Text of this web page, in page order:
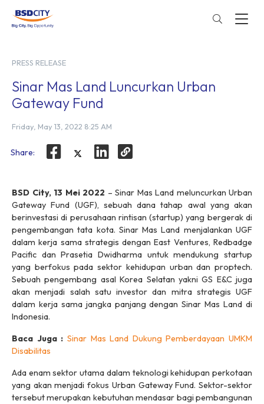
PRESS RELEASE
Sinar Mas Land Luncurkan Urban
Gateway Fund
Friday, May 13, 2022 8:25 AM
Share:
BSD City, 13 Mei 2022 – Sinar Mas Land meluncurkan Urban
Gateway Fund (UGF), sebuah dana tahap awal yang akan
berinvestasi di perusahaan rintisan (startup) yang bergerak di
pengembangan tata kota. Sinar Mas Land menjalankan UGF
dalam kerja sama strategis dengan East Ventures, Redbadge
Pacific dan Prasetia Dwidharma untuk mendukung startup
yang berfokus pada sektor kehidupan urban dan proptech.
Sebuah pengembang asal Korea Selatan yakni GS E&C juga
akan menjadi salah satu investor dan mitra strategis UGF
dalam kerja sama jangka panjang dengan Sinar Mas Land di
Indonesia.
Baca Juga : Sinar Mas Land Dukung Pemberdayaan UMKM
Disabilitas
Ada enam sektor utama dalam teknologi kehidupan perkotaan
yang akan menjadi fokus Urban Gateway Fund. Sektor-sektor
tersebut merupakan kebutuhan mendasar bagi pembangunan